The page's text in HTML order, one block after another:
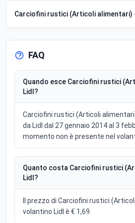
Carciofini rustici (Articoli alimentari)
FAQ
Quando esce Carciofini rustici
Lidl?
Carciofini rustici (Articoli
da Lidl dal 27 gennaio 2014 al 3
momento non è presente nel
Quanto costa Carciofini rustici
Lidl?
Il prezzo di Carciofini rustici
volantino Lidl è € 1,69.